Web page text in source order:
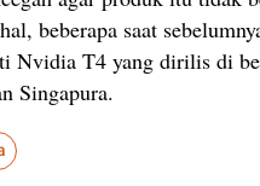
beberapa saat
Nvidia T4 yang dirilis di
Singapura.